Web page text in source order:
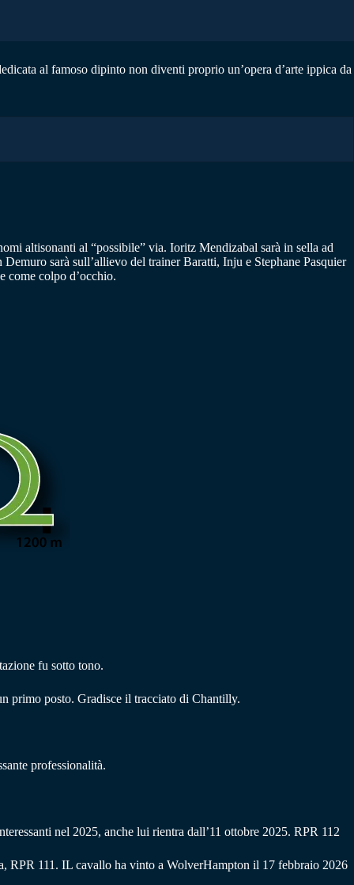
al famoso dipinto non diventi proprio un’opera d’arte ippica da
altisonanti al “possibile” via. Ioritz Mendizabal sarà in sella ad
sarà sull’allievo del trainer Baratti, Inju e Stephane Pasquier
come colpo d’occhio.
fu sotto tono.
primo posto. Gradisce il tracciato di Chantilly.
professionalità.
nel 2025, anche lui rientra dall’11 ottobre 2025. RPR 112
RPR 111. IL cavallo ha vinto a WolverHampton il 17 febbraio 2026